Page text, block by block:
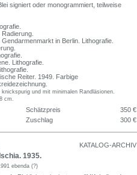
signiert oder monogrammiert, teilweise
in Berlin. Lithografie.
Lithografie.
Reiter. 1949. Farbige
und mit minimalen Randläsionen.
cm.
Schätzpreis
350 €
Zuschlag
300 €
KATALOG-ARCHIV
1935.
ebenda (?)